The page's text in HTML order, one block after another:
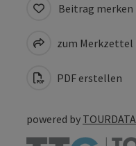
Beitrag merken
zum Merkzettel
PDF erstellen
powered by TOURDATA